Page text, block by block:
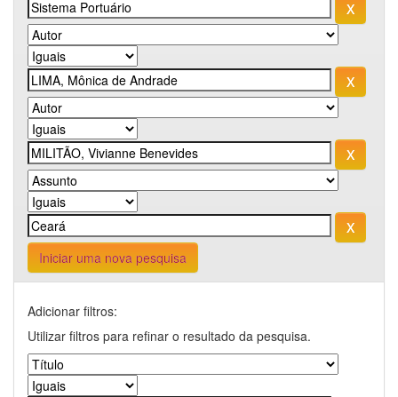
Iniciar uma nova pesquisa
Adicionar filtros:
Utilizar filtros para refinar o resultado da pesquisa.